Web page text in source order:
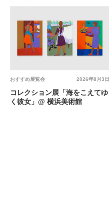
2026年8月3日
おすすめ展覧会
コレクション展「海をこえてゆ
く彼女」@ 横浜美術館